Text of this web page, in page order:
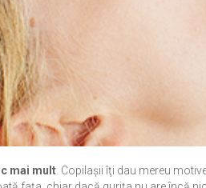
mai mult . Copilaşii îţi dau mereu